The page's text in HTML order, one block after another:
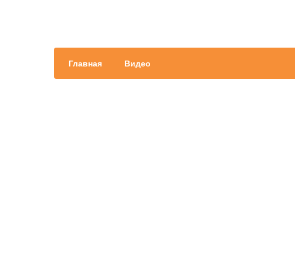
Главная Видео